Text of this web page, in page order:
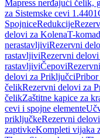
Mapress nerđajući čelik,
za Sistemske cevi 1.4401
SpojniceRedukcije
delovi za KolenaT-
nerastavljiviRezervni
rastavljiviRezervni
rastavljiviČepovi
delovi za PriključciPribor
čelikRezervni delovi za
čelikZaštitne kapice za
cevi i spojne elemente
priključkeRezervni
zaptivkeKompleti vijaka